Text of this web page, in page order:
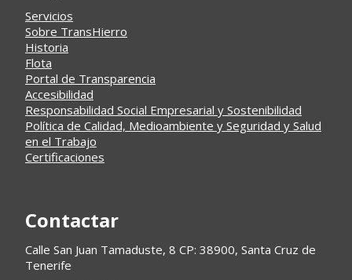
Servicios
Sobre TransHierro
Historia
Flota
Portal de Transparencia
Accesibilidad
Responsabilidad Social Empresarial y Sostenibilidad
Política de Calidad, Medioambiente y Seguridad y Salud
en el Trabajo
Certificaciones
Contactar
Calle San Juan Tamaduste, 8 CP: 38900, Santa Cruz de
Tenerife